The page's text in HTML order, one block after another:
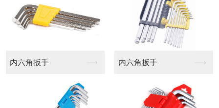
平头十字批头 十字批头